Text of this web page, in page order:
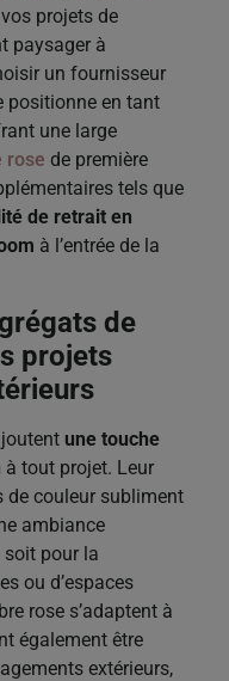
projets de
paysager à
un fournisseur
positionne en tant
une large
rose de première
tels que
de retrait en
à l’entrée de la
de
projets
une touche
à tout projet. Leur
de couleur subliment
ambiance
soit pour la
ou d’espaces
rose s’adaptent à
également être
extérieurs,